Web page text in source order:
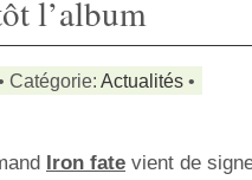
l’album
Catégorie: Actualités •
Iron fate vient de